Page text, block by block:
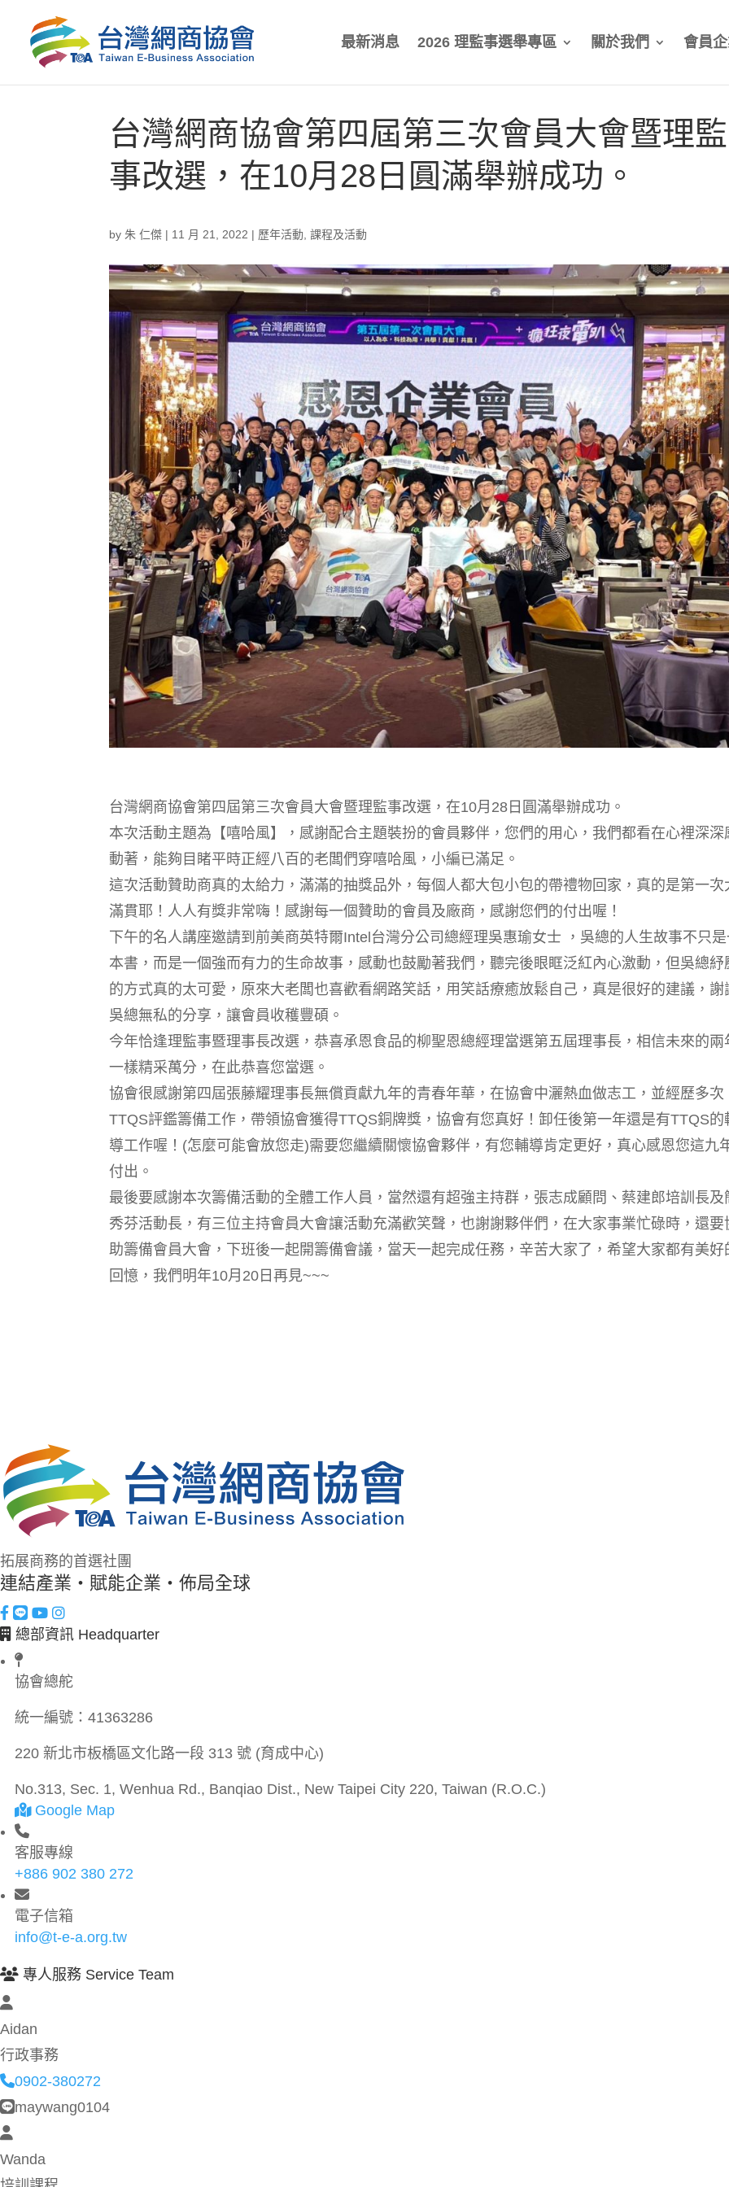
最新消息 2026 理監事選舉專區 關於我們 會員
台灣網商協會第四屆第三次會員大會暨理監
事改選，在10月28日圓滿舉辦成功。
by朱 仁傑 | 11 月 21, 2022 | 歷年活動 ,課程及活動
台灣網商協會第四屆第三次會員大會暨理監事改選，在10月28日圓滿舉辦成功。
本次活動主題為【嘻哈風】，感謝配合主題裝扮的會員夥伴，您們的用心，我們都看在心裡深深
動著，能夠目睹平時正經八百的老闆們穿嘻哈風，小編已滿足。
這次活動贊助商真的太給力，滿滿的抽獎品外，每個人都大包小包的帶禮物回家，真的是第一次
滿貫耶！人人有獎非常嗨！感謝每一個贊助的會員及廠商，感謝您們的付出喔！
下午的名人講座邀請到前美商英特爾Intel台灣分公司總經理吳惠瑜女士 ，吳總的人生故事不只
本書，而是一個強而有力的生命故事，感動也鼓勵著我們，聽完後眼眶泛紅內心激動，但吳總紓
的方式真的太可愛，原來大老闆也喜歡看網路笑話，用笑話療癒放鬆自己，真是很好的建議，謝
吳總無私的分享，讓會員收穫豐碩。
今年恰逢理監事暨理事長改選，恭喜承恩食品的柳聖恩總經理當選第五屆理事長，相信未來的兩
一樣精采萬分，在此恭喜您當選。
協會很感謝第四屆張藤耀理事長無償貢獻九年的青春年華，在協會中灑熱血做志工，並經歷多次
TTQS評鑑籌備工作，帶領協會獲得TTQS銅牌獎，協會有您真好！卸任後第一年還是有TTQS的
導工作喔！(怎麼可能會放您走)需要您繼續關懷協會夥伴，有您輔導肯定更好，真心感恩您這九
付出。
最後要感謝本次籌備活動的全體工作人員，當然還有超強主持群，張志成顧問、蔡建郎培訓長及
秀芬活動長，有三位主持會員大會讓活動充滿歡笑聲，也謝謝夥伴們，在大家事業忙碌時，還要
助籌備會員大會，下班後一起開籌備會議，當天一起完成任務，辛苦大家了，希望大家都有美好
回憶，我們明年10月20日再見~~~
拓展商務的首選社團
連結產業・賦能企業・佈局全球
總部資訊 Headquarter
協會總舵
統一編號： 41363286
220 新北市板橋區文化路一段 313 號 (育成中心)
No.313, Sec. 1, Wenhua Rd., Banqiao Dist., New Taipei City 220, Taiwan (R.O.C.)
Google Map
客服專線
+886 902 380 272
電子信箱
info@t-e-a.org.tw
專人服務 Service Team
Aidan
行政事務
0902-380272
maywang0104
Wanda